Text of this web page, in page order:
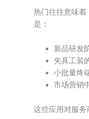
热门往往意味着
是：
新品研发
夹具工装
小批量终
市场营销
这些应用对服务